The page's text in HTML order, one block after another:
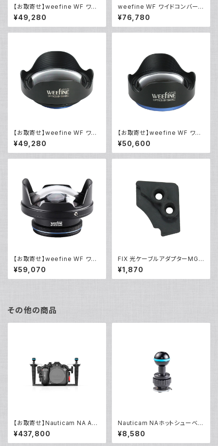
【お取寄せ】weefine WF ワイ
ドコンバージョンレンズ WFL14
[21721]
¥49,280
weefine WF ワイドコンバー
ジョンレンズUWL-24M52R [2
1022]
¥76,780
【お取寄せ】weefine WF ワイ
ドエアレンズWFL12M67 [2119
2]
¥49,280
【お取寄せ】weefine WF ワイ
ドエアレンズWFL11M52 [2119
1]
¥50,600
【お取寄せ】weefine WF ワイ
ドコンバージョンレンズ WFL0
7 Cell [21116]
¥59,070
FIX 光ケーブルアダプターMG0
1 [21097]
¥1,870
その他の商品
【お取寄せ】Nauticam NA A6
700 [10551]
¥437,800
Nauticam NAホットシューベー
ス [40188]
¥8,580